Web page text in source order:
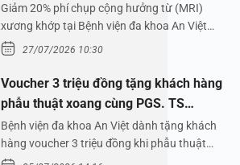
Giảm 20% phí chụp cộng hưởng từ (MRI)
xương khớp tại Bệnh viện đa khoa An Việt
Bệnh viện đa…
27/07/2026 10:30
Voucher 3 triệu đồng tặng khách hàng
phẫu thuật xoang cùng PGS. TS
Nguyễn Thị Hoài An
Bệnh viện đa khoa An Việt dành tặng khách
hàng voucher 3 triệu đồng khi phẫu thuật
xoang cùng PGS.…